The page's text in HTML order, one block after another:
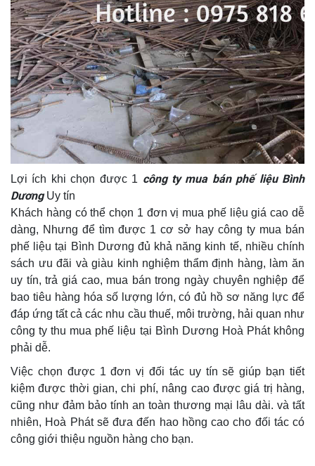
Lợi ích khi chọn được 1 công ty mua bán phế liệu Bình
DươngUy tín
Khách hàng có thể chọn 1 đơn vị mua phế liệu giá cao dễ
dàng, Nhưng để tìm được 1 cơ sở hay công ty mua bán
phế liệu tại Bình Dương đủ khả năng kinh tế, nhiều chính
sách ưu đãi và giàu kinh nghiệm thẩm định hàng, làm ăn
uy tín, trả giá cao, mua bán trong ngày chuyên nghiệp để
bao tiêu hàng hóa số lượng lớn, có đủ hồ sơ năng lực để
đáp ứng tất cả các nhu cầu thuế, môi trường, hải quan như
công ty thu mua phế liệu tại Bình Dương Hoà Phát không
phải dễ.
Việc chọn được 1 đơn vị đối tác uy tín sẽ giúp bạn tiết
kiệm được thời gian, chi phí, nâng cao được giá trị hàng,
cũng như đảm bảo tính an toàn thương mại lâu dài. và tất
nhiên, Hoà Phát sẽ đưa đến hao hồng cao cho đối tác có
công giới thiệu nguồn hàng cho bạn.